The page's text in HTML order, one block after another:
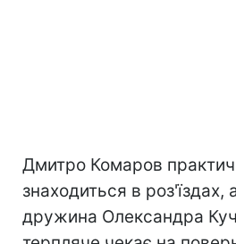
Дмитро Комаров
знаходиться в роз'їздах,
дружина Олександра